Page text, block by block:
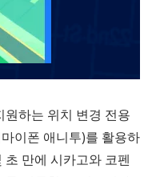
하는 위치 변경 전용
이폰 애니투)를 활용하
만에 시카고와 코펜